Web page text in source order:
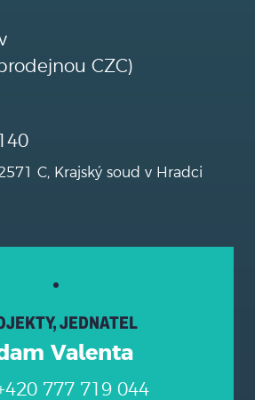
CZC)
C, Krajský soud v Hradci
JEDNATEL
Valenta
777 719 044